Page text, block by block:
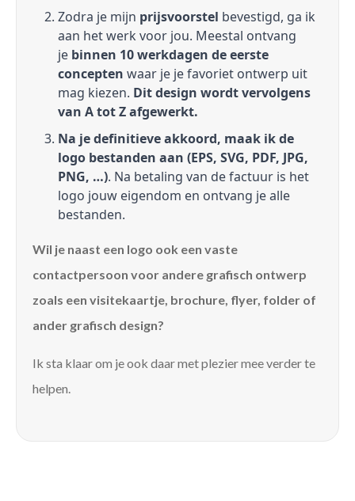
Zodra je mijn prijsvoorstel bevestigd, ga ik
aan het werk voor jou. Meestal ontvang
je binnen 10 werkdagen de eerste
concepten waar je je favoriet ontwerp uit
mag kiezen. Dit design wordt vervolgens
van A tot Z afgewerkt.
Na je definitieve akkoord, maak ik de
logo bestanden aan (EPS, SVG, PDF, JPG,
PNG, …). Na betaling van de factuur is het
logo jouw eigendom en ontvang je alle
bestanden.
Wil je naast een logo ook een vaste
contactpersoon voor andere grafisch ontwerp
zoals een visitekaartje, brochure, flyer, folder of
ander grafisch design?
Ik sta klaar om je ook daar met plezier mee verder te
helpen.